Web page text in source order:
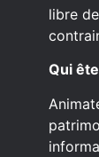
libre
Qui